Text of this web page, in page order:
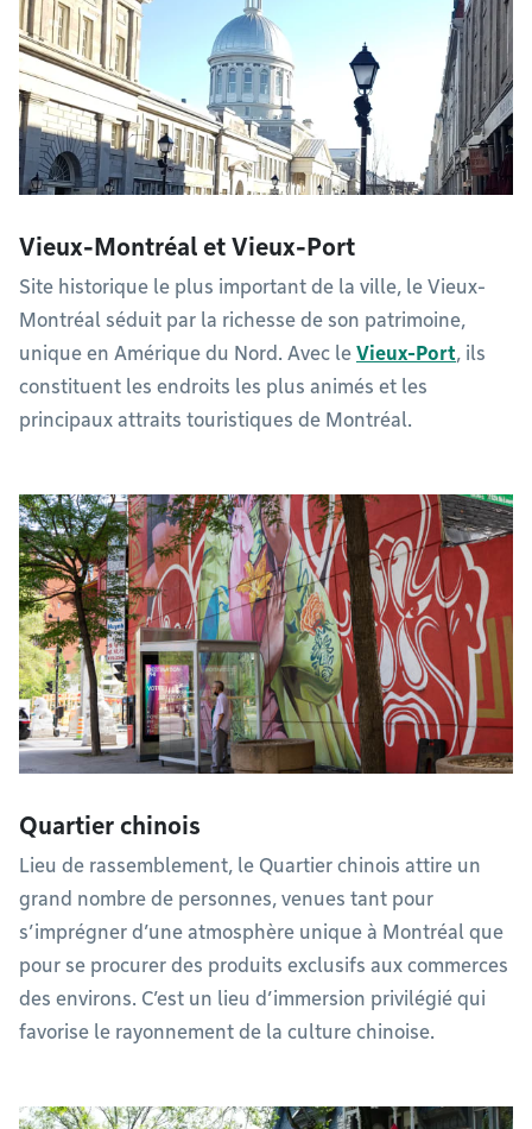
Vieux-Montréal et Vieux-Port
Site historique le plus important de la ville, le Vieux-
Montréal séduit par la richesse de son patrimoine,
unique en Amérique du Nord. Avec le Vieux-Port, ils
constituent les endroits les plus animés et les
principaux attraits touristiques de Montréal.
Quartier chinois
Lieu de rassemblement, le Quartier chinois attire un
grand nombre de personnes, venues tant pour
s’imprégner d’une atmosphère unique à Montréal que
pour se procurer des produits exclusifs aux commerces
des environs. C’est un lieu d’immersion privilégié qui
favorise le rayonnement de la culture chinoise.